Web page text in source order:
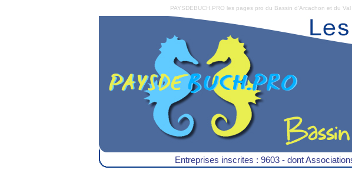
PAYSDEBUCH.PRO les pages pro du Bassin d'Arcachon et du
Entreprises inscrites : 9603 - dont